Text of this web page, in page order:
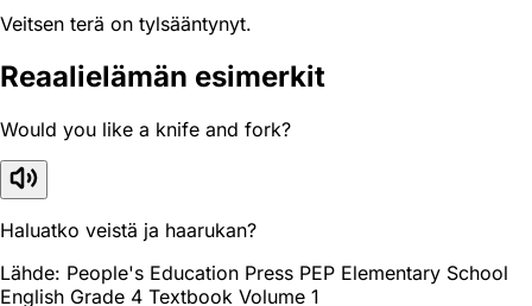
Veitsen terä on tylsääntynyt.
Reaali­elämän esimerkit
Would you like a knife and fork?
Haluatko veistä ja haarukan?
Lähde: People's Education Press PEP Elementary School
English Grade 4 Textbook Volume 1